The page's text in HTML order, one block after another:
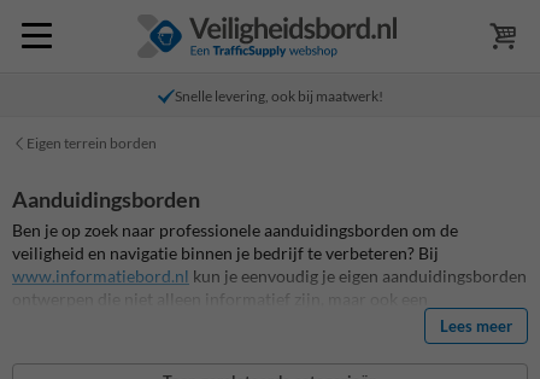
Snelle levering, ook bij maatwerk!
Eigen terrein borden
Aanduidingsborden
Ben je op zoek naar professionele aanduidingsborden om de
veiligheid en navigatie binnen je bedrijf te verbeteren? Bij
www.informatiebord.nl kun je eenvoudig je eigen aanduidingsborden
ontwerpen die niet alleen informatief zijn, maar ook een
professionele uitstraling hebben. Of het nu gaat om het aanduiden
van parkeerplaatsen, nooduitgangen of interne routes, onze borden
bieden de oplossing die je nodig hebt.
Lees meer